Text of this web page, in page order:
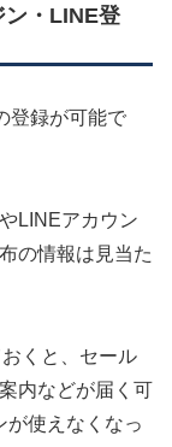
・LINE登
登録が可能で
LINEアカウン
の情報は見当た
くと、セール
内などが届く可
が使えなくなっ